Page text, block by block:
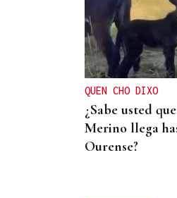
QUEN CHO DIXO
¿Sabe usted
Merino llega
Ourense?